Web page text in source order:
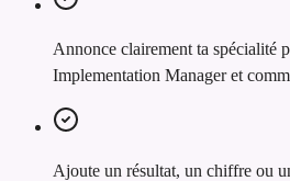
Annonce clairement ta spécialité
Implementation Manager et
Ajoute un résultat, un chiffre ou